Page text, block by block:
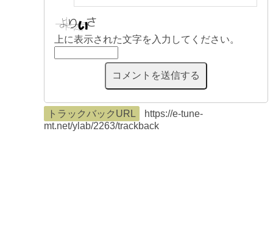
上に表示された文字を入力してください。
トラックバックURL
https://e-tune-
mt.net/ylab/2263/trackback